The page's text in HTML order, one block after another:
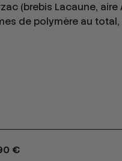
(brebis Lacaune, aire
de polymère au
€